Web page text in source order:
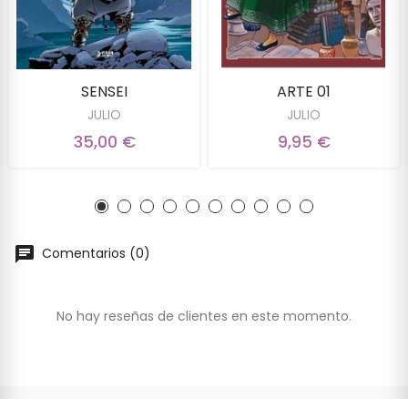
SENSEI
JULIO
35,00 €
ARTE 01
JULIO
9,95 €
Comentarios (0)
No hay reseñas de clientes en este momento.